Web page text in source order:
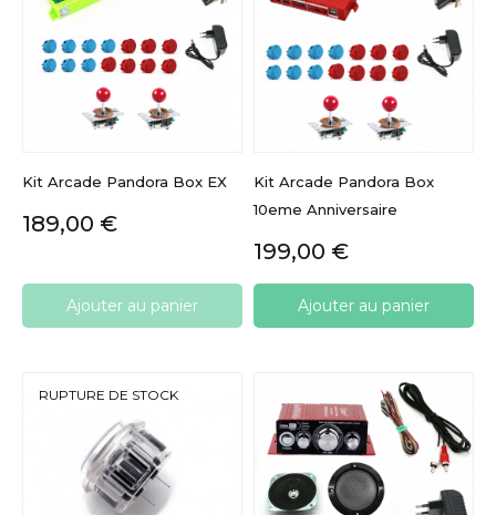
Kit Arcade Pandora Box EX
Prix
189,00 €
Ajouter au panier
Kit Arcade Pandora Box
10eme Anniversaire
Prix
199,00 €
Ajouter au panier
RUPTURE DE STOCK